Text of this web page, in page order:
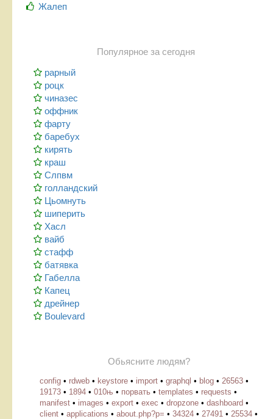
Жалеп
Популярное за сегодня
рарный
роцк
чиназес
оффник
фарту
баребух
кирять
краш
Слпвм
голландский
Цьомнуть
шиперить
Хасл
вайб
стафф
батявка
Габелла
Капец
дрейнер
Boulevard
Обьясните людям?
config • rdweb • keystore • import • graphql • blog • 26563 •
19173 • 1894 • 010њ • порвать • templates • requests •
manifest • images • export • exec • dropzone • dashboard •
client • applications • about.php?p= • 34324 • 27491 • 25534 •